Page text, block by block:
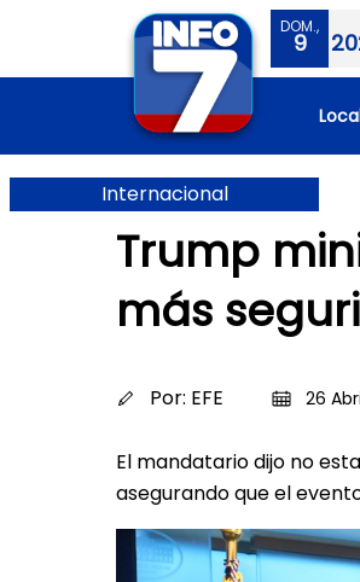
DOM.,
9
Internacional
Trump
más
Por: EFE 26
El mandatario dijo no
asegurando que el